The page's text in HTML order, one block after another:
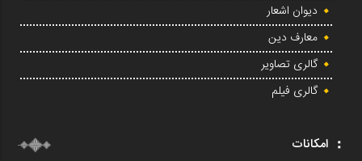
دیوان اشعار
معارف دین
گالری تصاویر
گالری فیلم
امکانات